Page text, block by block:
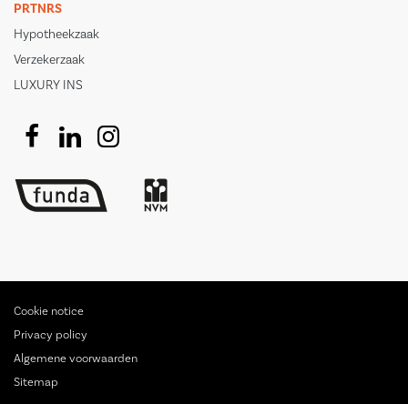
PRTNRS
Hypotheekzaak
Verzekerzaak
LUXURY INS
Cookie notice
Privacy policy
Algemene voorwaarden
Sitemap